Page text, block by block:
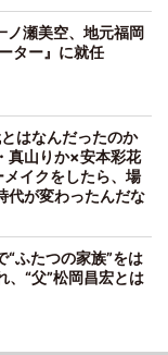
瀬美空、地元福岡
ター』に就任
はなんだったのか
真山りか×安本彩花
メイクをしたら、場
代が変わったんだな
“ふたつの家族”をは
、“父”松岡昌宏とは